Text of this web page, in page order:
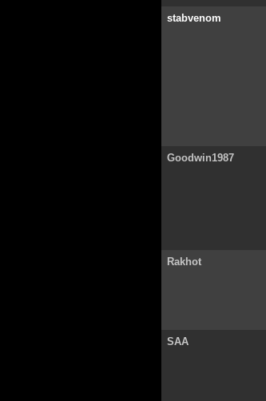
stabvenom
Goodwin1987
Rakhot
SAA